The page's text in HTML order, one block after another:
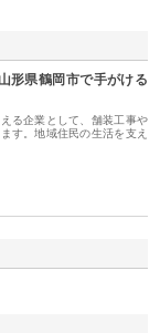
形県鶴岡市で手がける
る企業として、舗装工事や
す。地域住民の生活を支え